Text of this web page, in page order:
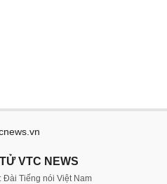
VTC NEWS
Đài Tiếng nói Việt Nam